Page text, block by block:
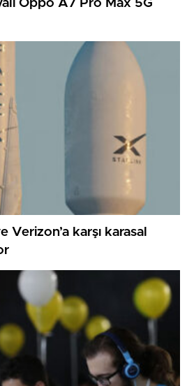
Oppo A7 Pro Max 5G
Verizon’a karşı karasal